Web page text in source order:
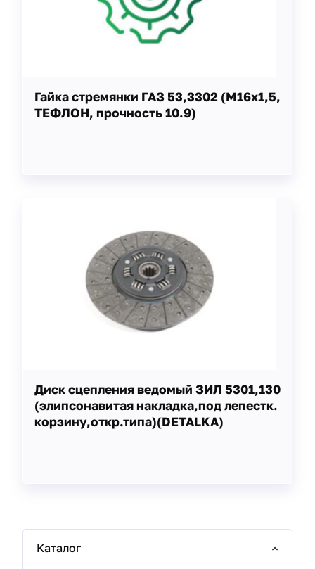
Гайка стремянки ГАЗ 53,3302 (М16х1,5,
ТЕФЛОН, прочность 10.9)
Диск сцепления ведомый ЗИЛ 5301,130
(элипсонавитая накладка,под лепестк.
корзину,откр.типа)(DETALKA)
Каталог